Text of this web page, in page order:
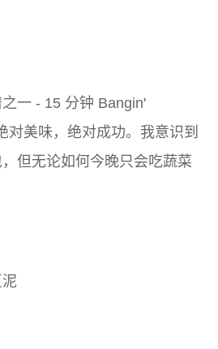
一 - 15 分钟 Bangin'
对美味，绝对成功。我意识到
但无论如何今晚只会吃蔬菜